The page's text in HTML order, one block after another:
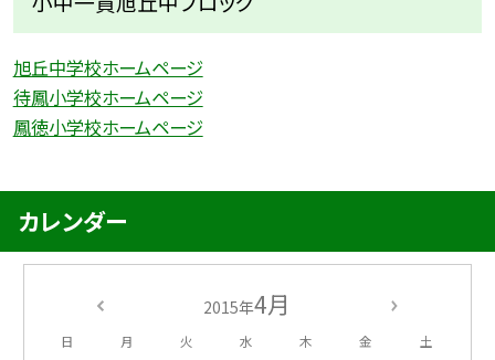
旭丘中学校ホームページ
待鳳小学校ホームページ
鳳徳小学校ホームページ
カレンダー
2015年4月
日 月 火 水 木 金 土